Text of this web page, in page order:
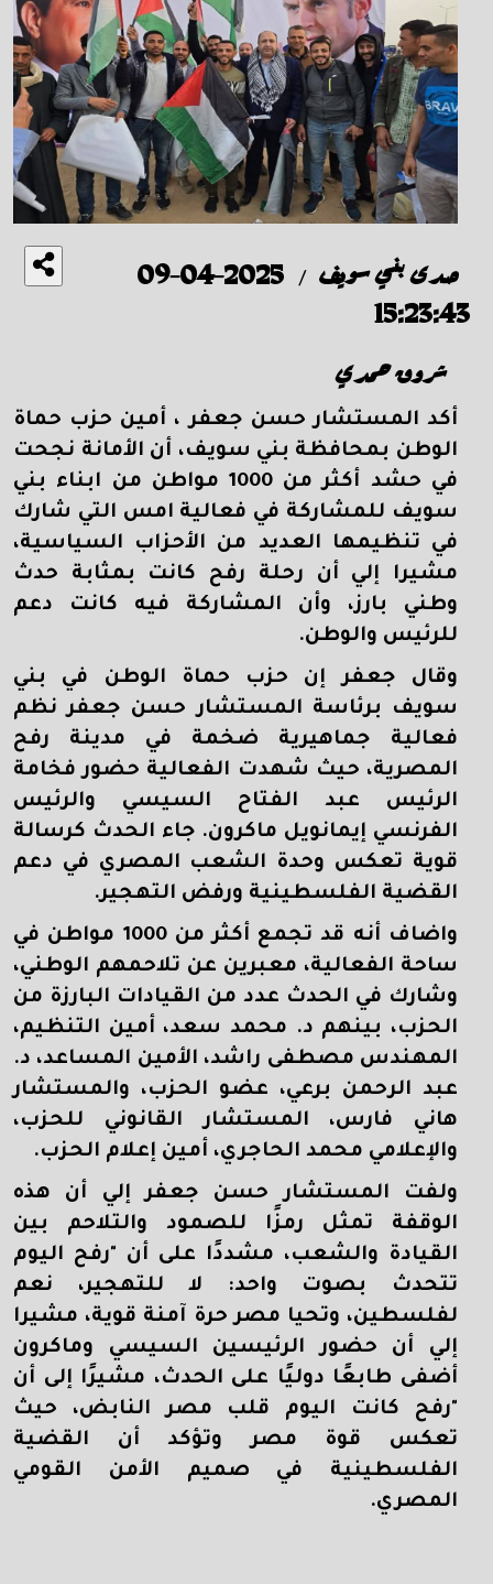
صدى بني سويف /
2025-04-09
15:23:43
شروق حمدي
أكد المستشار حسن جعفر ، أمين حزب حماة
الوطن بمحافظة بني سويف، أن الأمانة نجحت
في حشد أكثر من 1000 مواطن من ابناء بني
سويف للمشاركة في فعالية امس التي شارك
في تنظيمها العديد من الأحزاب السياسية،
مشيرا إلي أن رحلة رفح كانت بمثابة حدث
وطني بارز، وأن المشاركة فيه كانت دعم
للرئيس والوطن.
وقال جعفر إن حزب حماة الوطن في بني
سويف برئاسة المستشار حسن جعفر نظم
فعالية جماهيرية ضخمة في مدينة رفح
المصرية، حيث شهدت الفعالية حضور فخامة
الرئيس عبد الفتاح السيسي والرئيس
الفرنسي إيمانويل ماكرون. جاء الحدث كرسالة
قوية تعكس وحدة الشعب المصري في دعم
القضية الفلسطينية ورفض التهجير.
واضاف أنه قد تجمع أكثر من 1000 مواطن في
ساحة الفعالية، معبرين عن تلاحمهم الوطني،
وشارك في الحدث عدد من القيادات البارزة من
الحزب، بينهم د. محمد سعد، أمين التنظيم،
المهندس مصطفى راشد، الأمين المساعد، د.
عبد الرحمن برعي، عضو الحزب، والمستشار
هاني فارس، المستشار القانوني للحزب،
والإعلامي محمد الحاجري، أمين إعلام الحزب.
ولفت المستشار حسن جعفر إلي أن هذه
الوقفة تمثل رمزًا للصمود والتلاحم بين
القيادة والشعب، مشددًا على أن "رفح اليوم
تتحدث بصوت واحد: لا للتهجير، نعم
لفلسطين، وتحيا مصر حرة آمنة قوية، مشيرا
إلي أن حضور الرئيسين السيسي وماكرون
أضفى طابعًا دوليًا على الحدث، مشيرًا إلى أن
"رفح كانت اليوم قلب مصر النابض، حيث
تعكس قوة مصر وتؤكد أن القضية
الفلسطينية في صميم الأمن القومي
المصري.